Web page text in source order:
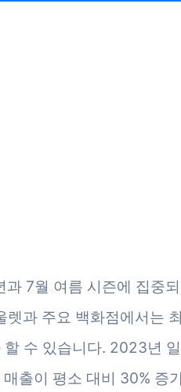
7월 여름 시즌에 집중
과 주요 백화점에서는
수 있습니다. 2023년
출이 평소 대비 30% 증